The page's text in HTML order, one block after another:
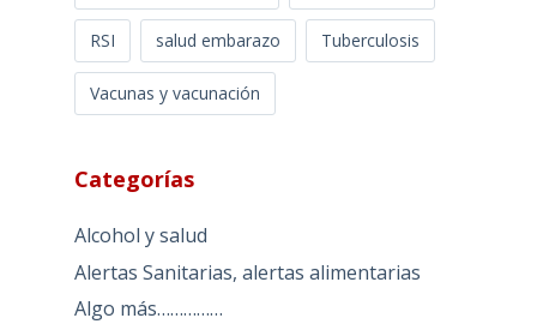
RSI salud embarazo Tuberculosis
Vacunas y vacunación
Categorías
Alcohol y salud
Alertas Sanitarias, alertas alimentarias
Algo más……………